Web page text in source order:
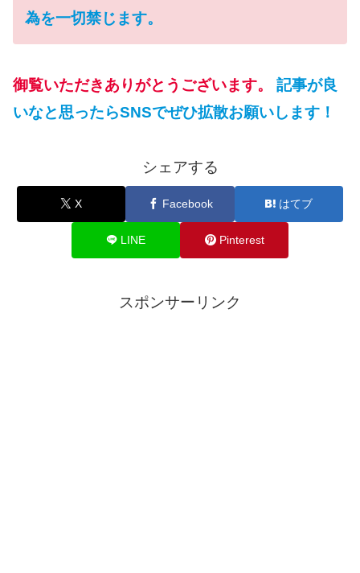
為を一切禁じます。
御覧いただきありがとうございます。
記事が良
いなと思ったらSNSでぜひ拡散お願いします！
シェアする
X Facebook はてブ
LINE Pinterest
スポンサーリンク